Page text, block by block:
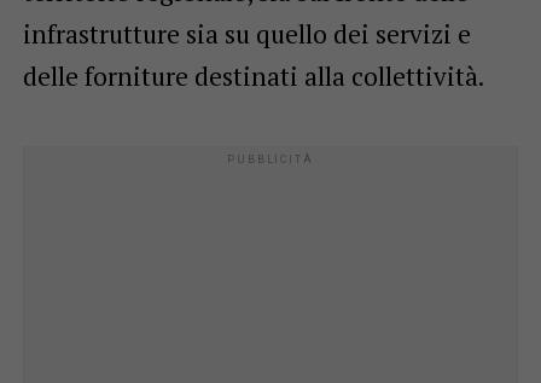
infrastrutture sia su quello dei servizi e
delle forniture destinati alla collettività.